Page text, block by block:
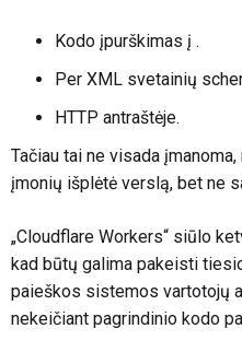
Kodo įpurškimas į .
Per XML svetainių
HTTP antraštėje.
Tačiau tai ne visada
įmonių išplėtė verslą, bet ne
„Cloudflare Workers“ siūlo
kad būtų galima pakeisti
paieškos sistemos vartotojų
nekeičiant pagrindinio kodo